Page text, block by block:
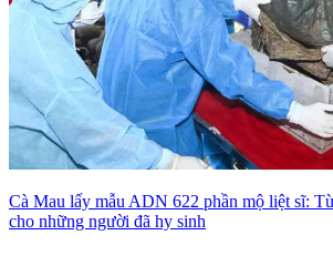
Cà Mau lấy mẫu ADN 622 phần mộ liệt sĩ:
cho những người đã hy sinh